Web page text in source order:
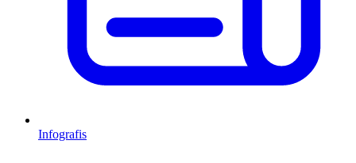
Infografis